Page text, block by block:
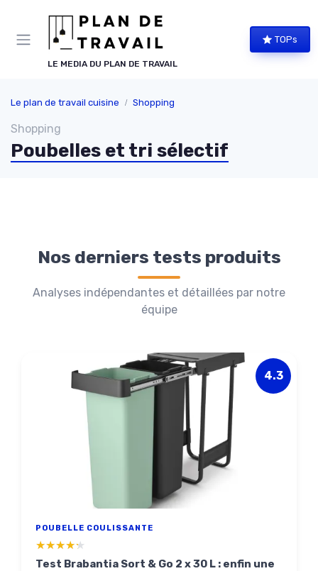
LE MEDIA DU PLAN DE TRAVAIL
TOPs
Le plan de travail cuisine Shopping
Shopping
Poubelles et tri sélectif
Nos derniers tests produits
Analyses indépendantes et détaillées par notre
équipe
4.3
POUBELLE COULISSANTE
★★★★★
★★★★★
Test Brabantia Sort & Go 2 x 30 L : enfin une